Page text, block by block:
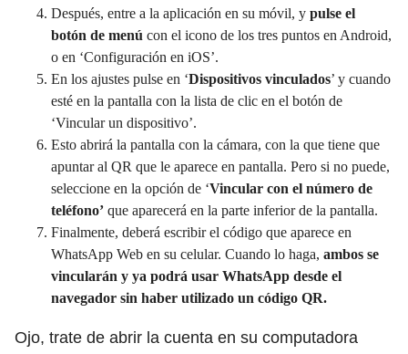
Después, entre a la aplicación en su móvil, y pulse el
botón de menú con el icono de los tres puntos en Android,
o en ‘Configuración en iOS’.
En los ajustes pulse en ‘Dispositivos vinculados’ y cuando
esté en la pantalla con la lista de clic en el botón de
‘Vincular un dispositivo’.
Esto abrirá la pantalla con la cámara, con la que tiene que
apuntar al QR que le aparece en pantalla. Pero si no puede,
seleccione en la opción de ‘Vincular con el número de
teléfono’ que aparecerá en la parte inferior de la pantalla.
Finalmente, deberá escribir el código que aparece en
WhatsApp Web en su celular. Cuando lo haga, ambos se
vincularán y ya podrá usar WhatsApp desde el
navegador sin haber utilizado un código QR.
Ojo, trate de abrir la cuenta en su computadora